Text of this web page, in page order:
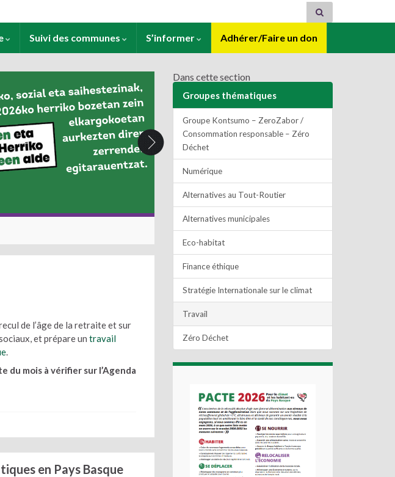
Suivi des communes S’informer Adhérer/Faire un don
de l’âge de la retraite et sur
et prépare un travail
.
du mois à vérifier sur l’Agenda
en Pays Basque
Dans cette section
Groupes thématiques
Groupe Kontsumo – ZeroZabor /
Consommation responsable – Zéro
Déchet
Numérique
Alternatives au Tout-Routier
Alternatives municipales
Eco-habitat
Finance éthique
Stratégie Internationale sur le climat
Travail
Zéro Déchet